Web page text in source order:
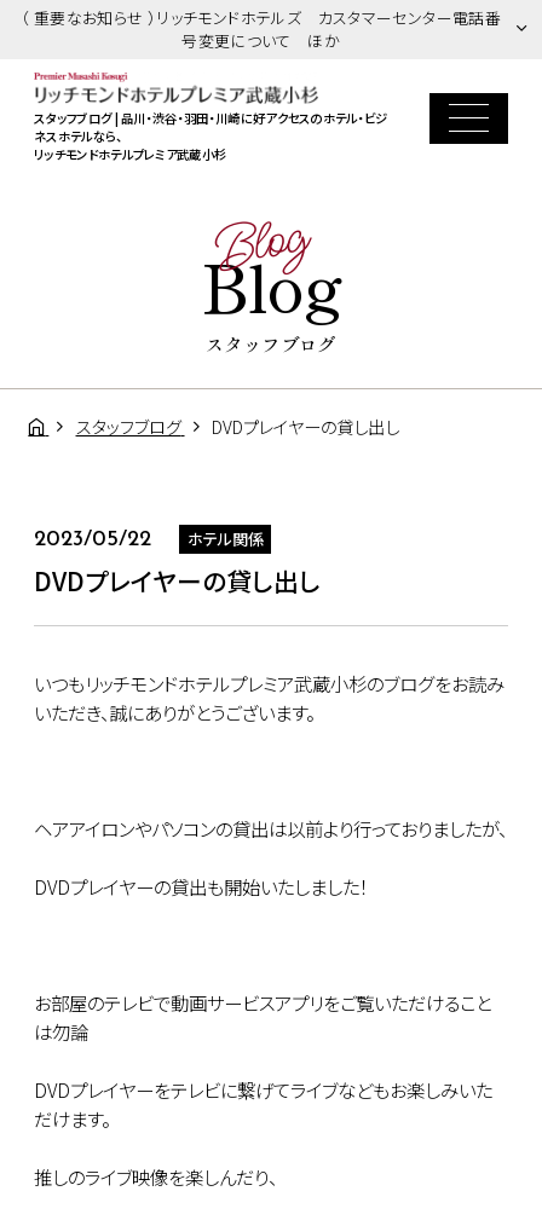
（ 重要なお知らせ ）リッチモンドホテルズ カスタマーセンター電話番
号変更について ほか
スタッフブログ | 品川・渋谷・羽田・川崎に好アクセスのホテル・ビジ
ネスホテルなら、
リッチモンドホテルプレミア武蔵小杉
Blog
Blog
スタッフブログ
スタッフブログ DVDプレイヤーの貸し出し
2023/05/22 ホテル関係
DVDプレイヤーの貸し出し
いつもリッチモンドホテルプレミア武蔵小杉のブログをお読み
いただき、誠にありがとうございます。
ヘアアイロンやパソコンの貸出は以前より行っておりましたが、
DVDプレイヤーの貸出も開始いたしました！
お部屋のテレビで動画サービスアプリをご覧いただけること
は勿論
DVDプレイヤーをテレビに繋げてライブなどもお楽しみいた
だけます。
推しのライブ映像を楽しんだり、